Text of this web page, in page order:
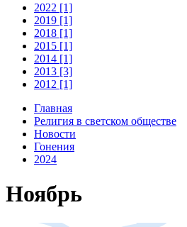
2022 [1]
2019 [1]
2018 [1]
2015 [1]
2014 [1]
2013 [3]
2012 [1]
Главная
Религия в светском обществе
Новости
Гонения
2024
Ноябрь